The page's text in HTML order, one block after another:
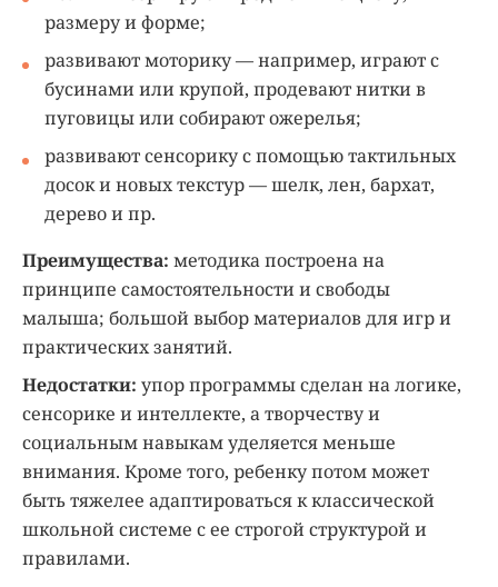
размеру и форме;
развивают моторику — например, играют с
бусинами или крупой, продевают нитки в
пуговицы или собирают ожерелья;
развивают сенсорику с помощью тактильных
досок и новых текстур — шелк, лен, бархат,
дерево и пр.
Преимущества: методика построена на
принципе самостоятельности и свободы
малыша; большой выбор материалов для игр и
практических занятий.
Недостатки: упор программы сделан на логике,
сенсорике и интеллекте, а творчеству и
социальным навыкам уделяется меньше
внимания. Кроме того, ребенку потом может
быть тяжелее адаптироваться к классической
школьной системе с ее строгой структурой и
правилами.